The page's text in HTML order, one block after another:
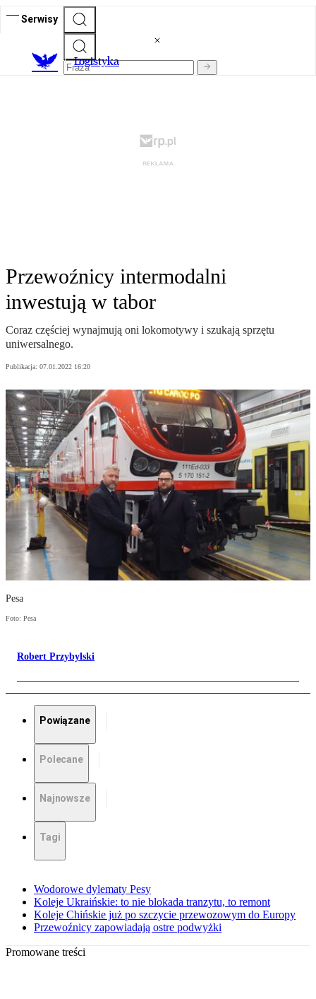
Serwisy
Logistyka
Przewoźnicy intermodalni
inwestują w tabor
Coraz częściej wynajmują oni lokomotywy i szukają sprzętu
uniwersalnego.
Publikacja: 07.01.2022 16:20
Pesa
Foto: Pesa
Robert Przybylski
Powiązane
Polecane
Najnowsze
Tagi
Wodorowe dylematy Pesy
Koleje Ukraińskie: to nie blokada tranzytu, to remont
Koleje Chińskie już po szczycie przewozowym do Europy
Przewoźnicy zapowiadają ostre podwyżki
Promowane treści